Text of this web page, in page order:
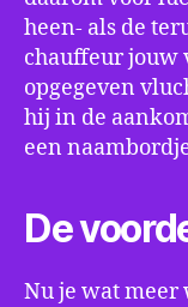
heen- als de
chauffeur jouw
opgegeven
hij in de
een
De
Nu je wat meer